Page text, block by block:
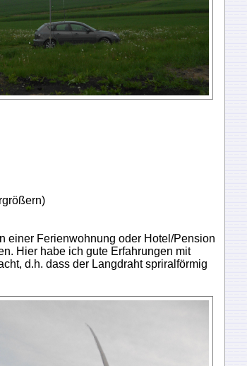
einer Ferienwohnung oder Hotel/Pension
Hier habe ich gute Erfahrungen mit
d.h. dass der Langdraht spriralförmig